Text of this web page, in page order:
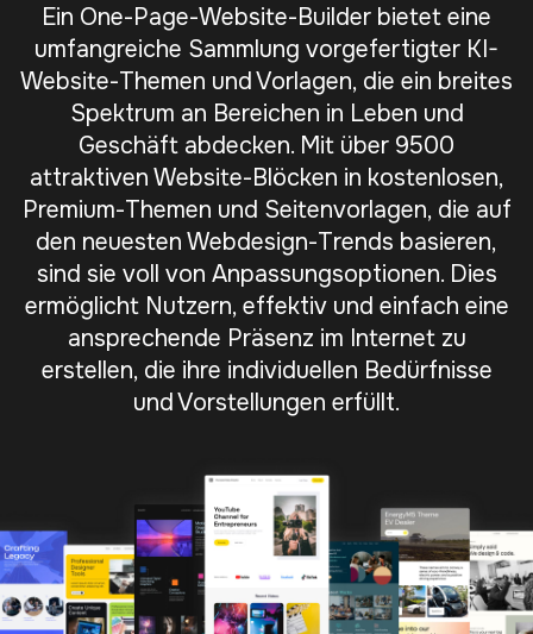
Ein One-Page-Website-Builder bietet eine
umfangreiche Sammlung vorgefertigter KI-
Website-Themen und Vorlagen, die ein breites
Spektrum an Bereichen in Leben und
Geschäft abdecken. Mit über 9500
attraktiven Website-Blöcken in kostenlosen,
Premium-Themen und Seitenvorlagen, die auf
den neuesten Webdesign-Trends basieren,
sind sie voll von Anpassungsoptionen. Dies
ermöglicht Nutzern, effektiv und einfach eine
ansprechende Präsenz im Internet zu
erstellen, die ihre individuellen Bedürfnisse
und Vorstellungen erfüllt.